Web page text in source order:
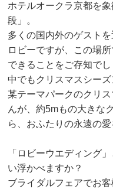
ホテルオークラ京都を
段」。
多くの国内外のゲスト
ロビーですが、この場
できることをご存知でし
中でもクリスマスシー
某テーマパークのクリ
んが、約5mもの大きな
ら、おふたりの永遠の
「ロビーウエディング
い浮かべますか？
ブライダルフェアでお